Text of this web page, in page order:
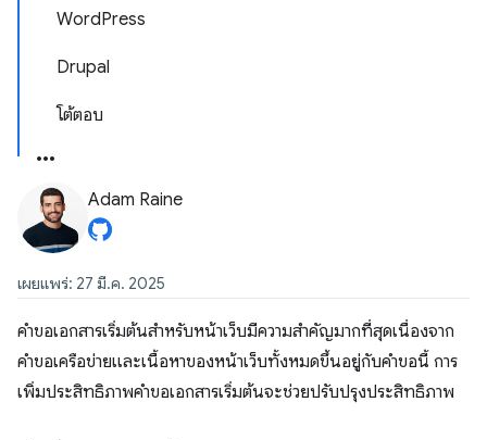
WordPress
Drupal
โต้ตอบ
Adam Raine
เผยแพร่: 27 มี.ค. 2025
คำขอเอกสารเริ่มต้นสำหรับหน้าเว็บมีความสำคัญมากที่สุดเนื่องจาก
คำขอเครือข่ายและเนื้อหาของหน้าเว็บทั้งหมดขึ้นอยู่กับคำขอนี้ การ
เพิ่มประสิทธิภาพคำขอเอกสารเริ่มต้นจะช่วยปรับปรุงประสิทธิภาพ